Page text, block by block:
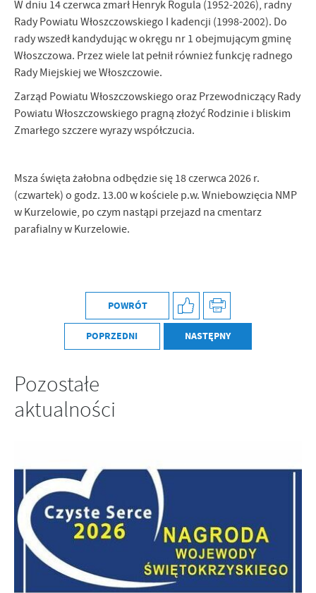
W dniu 14 czerwca zmarł Henryk Rogula (1952-2026), radny
Rady Powiatu Włoszczowskiego I kadencji (1998-2002). Do
rady wszedł kandydując w okręgu nr 1 obejmującym gminę
Włoszczowa. Przez wiele lat pełnił również funkcję radnego
Rady Miejskiej we Włoszczowie.
Zarząd Powiatu Włoszczowskiego oraz Przewodniczący Rady
Powiatu Włoszczowskiego pragną złożyć Rodzinie i bliskim
Zmarłego szczere wyrazy współczucia.
Msza święta żałobna odbędzie się 18 czerwca 2026 r.
(czwartek) o godz. 13.00 w kościele p.w. Wniebowzięcia NMP
w Kurzelowie, po czym nastąpi przejazd na cmentarz
parafialny w Kurzelowie.
POWRÓT
POPRZEDNI NASTĘPNY
Pozostałe
aktualności
personalizację określonych funkcjonalności czy prezentowanych
treści.
Dzięki tym plikom cookies możemy zapewnić Ci większy komfort
korzystania z funkcjonalności naszej strony poprzez dopasowanie
jej do Twoich indywidualnych preferencji. Wyrażenie zgody na
dostępność większej ilości funkcji na stronie.
Więcej
Analityczne
Analityczne pliki cookies pomagają nam rozwijać się i
dostosowywać do Twoich potrzeb.
z jaką odwiedzane są nasze serwisy www. Dane pozwalają nam na
ocenę naszych serwisów internetowych pod względem ich
popularności wśród użytkowników. Zgromadzone informacje są
przetwarzane w formie zanonimizowanej. Wyrażenie zgody na
analityczne pliki cookies gwarantuje dostępność wszystkich
Reklamowe
Dzięki reklamowym plikom cookies prezentujemy Ci najciekawsze
informacje i aktualności na stronach naszych partnerów.
promocyjne mogą pojawić się na stronach podmiotów trzecich lub
firm będących naszymi partnerami oraz innych dostawców usług.
Firmy te działają w charakterze pośredników prezentujących nasze
treści w postaci wiadomości, ofert, komunikatów mediów
społecznościowych.